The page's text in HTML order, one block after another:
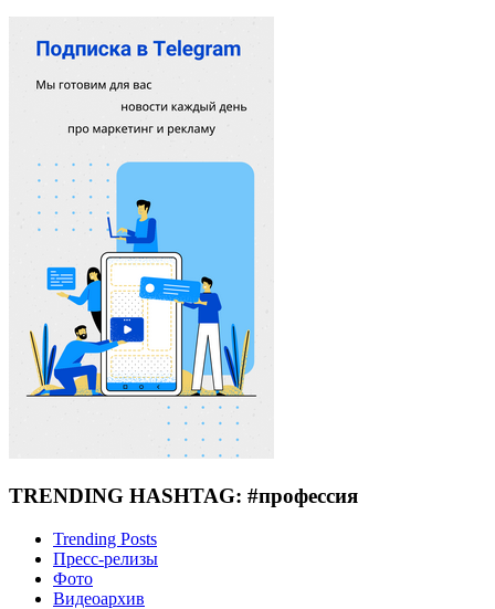
TRENDING HASHTAG: #профессия
Trending Posts
Пресс-релизы
Фото
Видеоархив